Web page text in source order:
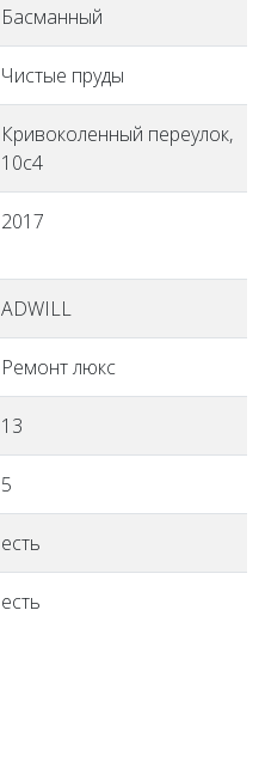
Басманный
Чистые пруды
Кривоколенный переулок,
10с4
2017
ADWILL
Ремонт люкс
13
5
есть
есть